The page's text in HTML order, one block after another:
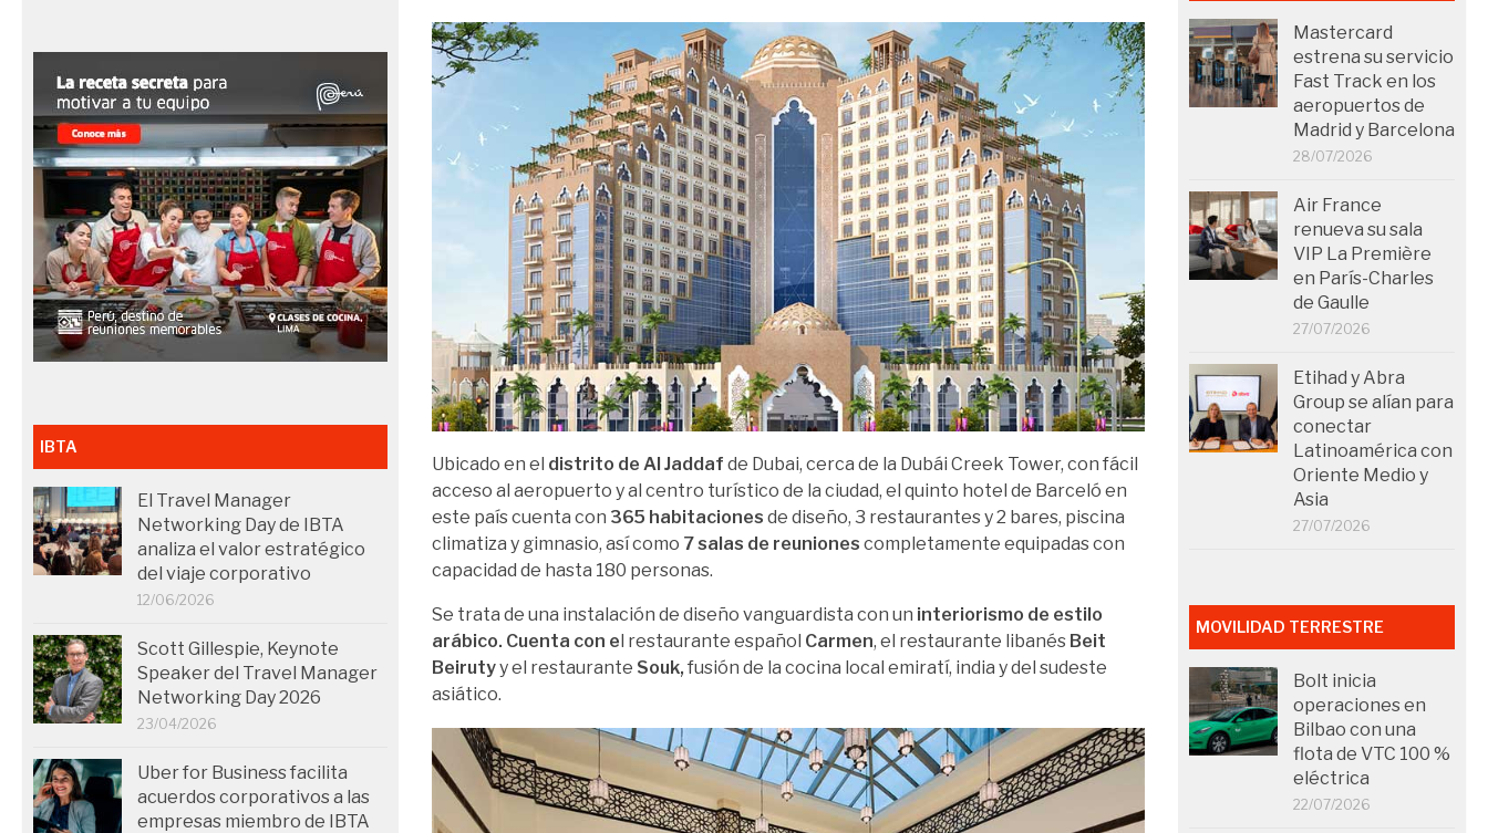
Ubicado en el distrito de Al Jaddaf de Dubai, cerca de la Dubái Creek Tower, con fácil
acceso al aeropuerto y al centro turístico de la ciudad, el quinto hotel de Barceló en
este país cuenta con 365 habitaciones de diseño, 3 restaurantes y 2 bares, piscina
climatiza y gimnasio, así como 7 salas de reuniones completamente equipadas con
capacidad de hasta 180 personas.
Se trata de una instalación de diseño vanguardista con un interiorismo de estilo
arábico. Cuenta con e l restaurante español Carmen, el restaurante libanés Beit
Beirutyy el restaurante Souk, fusión de la cocina local emiratí, india y del sudeste
asiático.
IBTA
El Travel Manager
Networking Day de IBTA
analiza el valor estratégico
del viaje corporativo
12/06/2026
Scott Gillespie, Keynote
Speaker del Travel Manager
Networking Day 2026
23/04/2026
Uber for Business facilita
acuerdos corporativos a las
empresas miembro de IBTA
Mastercard
estrena su servicio
Fast Track en los
aeropuertos de
Madrid y Barcelona
28/07/2026
Air France
renueva su sala
VIP La Première
en París-Charles
de Gaulle
27/07/2026
Etihad y Abra
Group se alían para
conectar
Latinoamérica con
Oriente Medio y
Asia
27/07/2026
MOVILIDAD TERRESTRE
Bolt inicia
operaciones en
Bilbao con una
flota de VTC 100 %
eléctrica
22/07/2026